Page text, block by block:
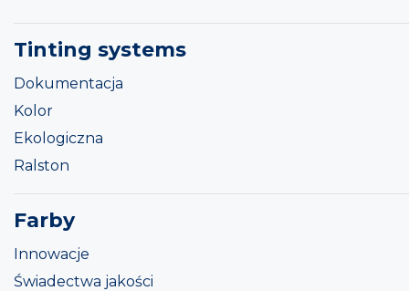
Tinting systems
Dokumentacja
Kolor
Ekologiczna
Ralston
Farby
Innowacje
Świadectwa jakości